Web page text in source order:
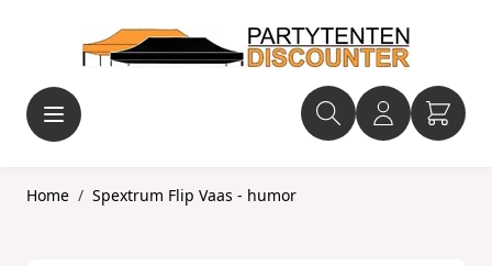
Home / Spextrum Flip Vaas - humor